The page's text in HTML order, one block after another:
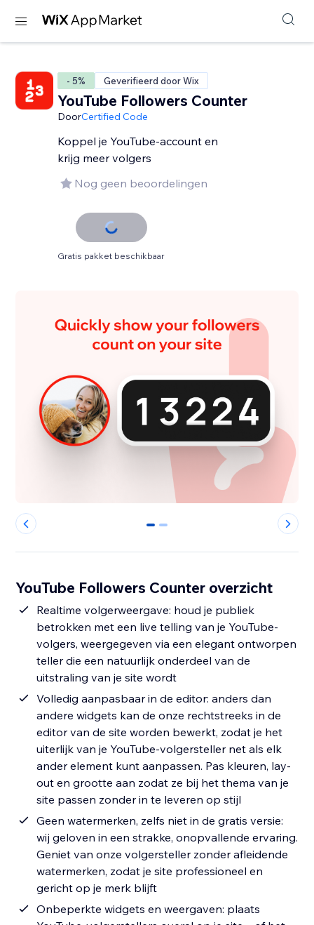
- 5% Geverifieerd door Wix
YouTube Followers Counter
DoorCertified Code
Koppel je YouTube-account en
krijg meer volgers
Nog geen beoordelingen
Gratis pakket beschikbaar
0 1
YouTube Followers Counter overzicht
Realtime volgerweergave: houd je publiek
betrokken met een live telling van je YouTube-
volgers, weergegeven via een elegant ontworpen
teller die een natuurlijk onderdeel van de
uitstraling van je site wordt
Volledig aanpasbaar in de editor: anders dan
andere widgets kan de onze rechtstreeks in de
editor van de site worden bewerkt, zodat je het
uiterlijk van je YouTube-volgersteller net als elk
ander element kunt aanpassen. Pas kleuren, lay-
out en grootte aan zodat ze bij het thema van je
site passen zonder in te leveren op stijl
Geen watermerken, zelfs niet in de gratis versie:
wij geloven in een strakke, onopvallende ervaring.
Geniet van onze volgersteller zonder afleidende
watermerken, zodat je site professioneel en
gericht op je merk blijft
Onbeperkte widgets en weergaven: plaats